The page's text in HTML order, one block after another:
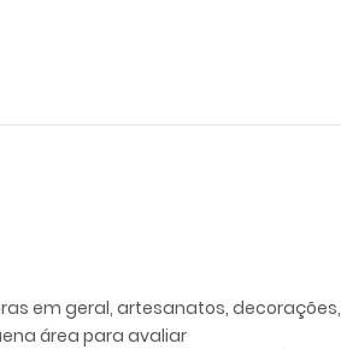
em geral, artesanatos, decorações,
área para avaliar